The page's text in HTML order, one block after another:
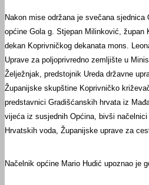
Nakon mise održana je svečana
općine Gola g. Stjepan Milinković, župan
dekan Koprivničkog dekanata mons.
Uprave za poljoprivredno zemljište u
Želježnjak, predstojnik Ureda državne
Županijske skupštine Koprivničko
predstavnici Gradišćanskih hrvata iz
vijeća iz susjednih Općina, bivši
Hrvatskih voda, Županijske uprave za
Načelnik općine Mario Hudić upoznao je